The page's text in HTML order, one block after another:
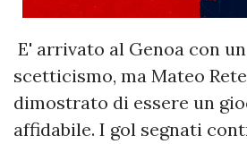
E' arrivato al Genoa con
scetticismo, ma Mateo
dimostrato di essere un
affidabile. I gol segnati